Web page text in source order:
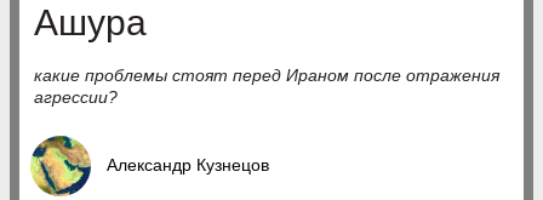
Ашура
какие проблемы стоят перед Ираном после отражения
агрессии?
Александр Кузнецов